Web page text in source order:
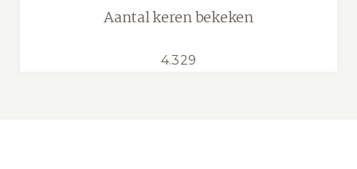
Aantal keren bekeken
4.329